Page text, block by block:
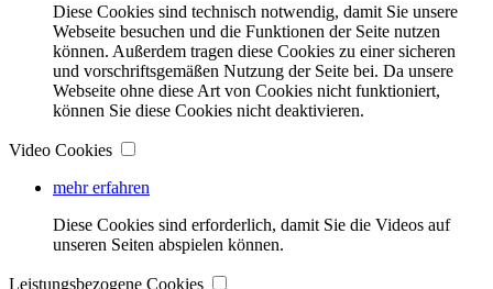
Diese Cookies sind technisch notwendig, damit Sie unsere
Webseite besuchen und die Funktionen der Seite nutzen
können. Außerdem tragen diese Cookies zu einer sicheren
und vorschriftsgemäßen Nutzung der Seite bei. Da unsere
Webseite ohne diese Art von Cookies nicht funktioniert,
können Sie diese Cookies nicht deaktivieren.
Video Cookies
mehr erfahren
Diese Cookies sind erforderlich, damit Sie die Videos auf
unseren Seiten abspielen können.
Leistungsbezogene Cookies